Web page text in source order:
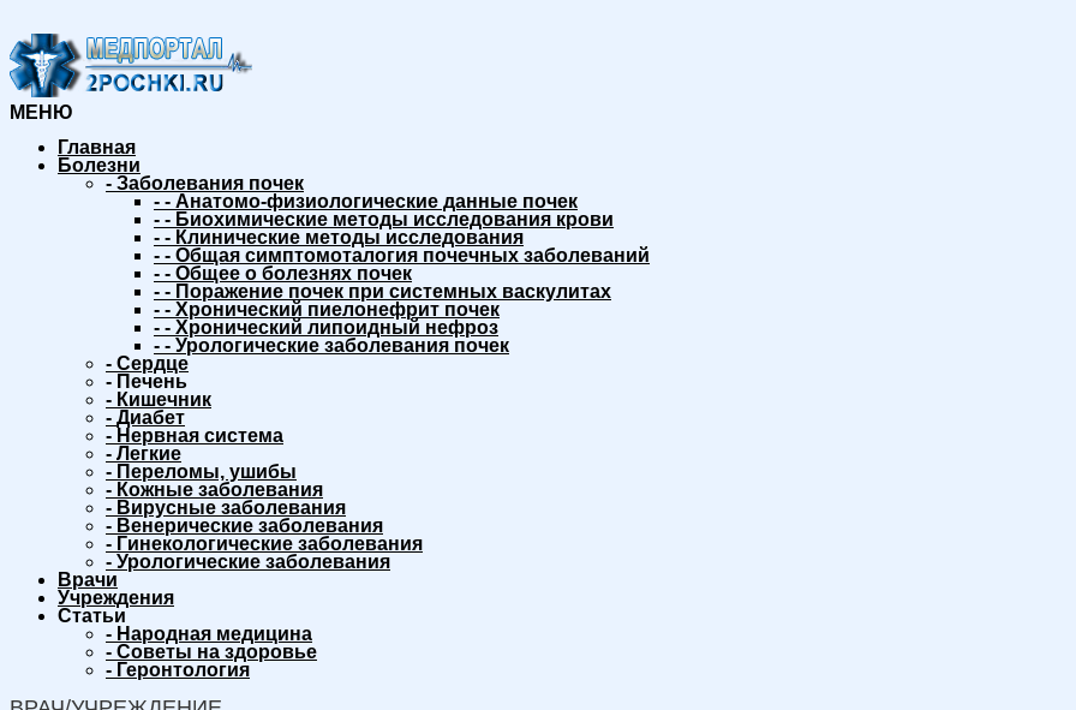
МЕНЮ
Главная
Болезни
- Заболевания почек
- - Анатомо-физиологические данные почек
- - Биохимические методы исследования крови
- - Клинические методы исследования
- - Общая симптомоталогия почечных заболеваний
- - Общее о болезнях почек
- - Поражение почек при системных васкулитах
- - Хронический пиелонефрит почек
- - Хронический липоидный нефроз
- - Урологические заболевания почек
- Сердце
- Печень
- Кишечник
- Диабет
- Нервная система
- Легкие
- Переломы, ушибы
- Кожные заболевания
- Вирусные заболевания
- Венерические заболевания
- Гинекологические заболевания
- Урологические заболевания
Врачи
Учреждения
Статьи
- Народная медицина
- Советы на здоровье
- Геронтология